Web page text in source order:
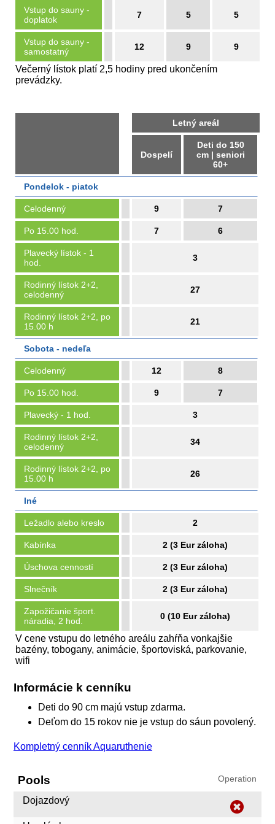
Večerný lístok platí 2,5 hodiny pred ukončením
prevádzky.
Vstup do sauny -
doplatok
7 5 5
Vstup do sauny -
samostatný
12 9 9
Letný areál
Dospelí
Deti do 150
cm | seniori
60+
V cene vstupu do letného areálu zahŕňa vonkajšie
bazény, tobogany, animácie, športoviská, parkovanie,
wifi
Pondelok - piatok
Celodenný 9 7
Po 15.00 hod. 7 6
Plavecký lístok - 1
hod.
3
Rodinný lístok 2+2,
celodenný
27
Rodinný lístok 2+2, po
15.00 h
21
Sobota - nedeľa
Celodenný 12 8
Po 15.00 hod. 9 7
Plavecký - 1 hod. 3
Rodinný lístok 2+2,
celodenný
34
Rodinný lístok 2+2, po
15.00 h
26
Iné
Ležadlo alebo kreslo 2
Kabínka 2 (3 Eur záloha)
Úschova cenností 2 (3 Eur záloha)
Slnečník 2 (3 Eur záloha)
Zapožičanie šport.
náradia, 2 hod.
0 (10 Eur záloha)
Informácie k cenníku
Deti do 90 cm majú vstup zdarma.
Deťom do 15 rokov nie je vstup do sáun povolený.
Kompletný cenník Aquaruthenie
Pools Operation
Dojazdový